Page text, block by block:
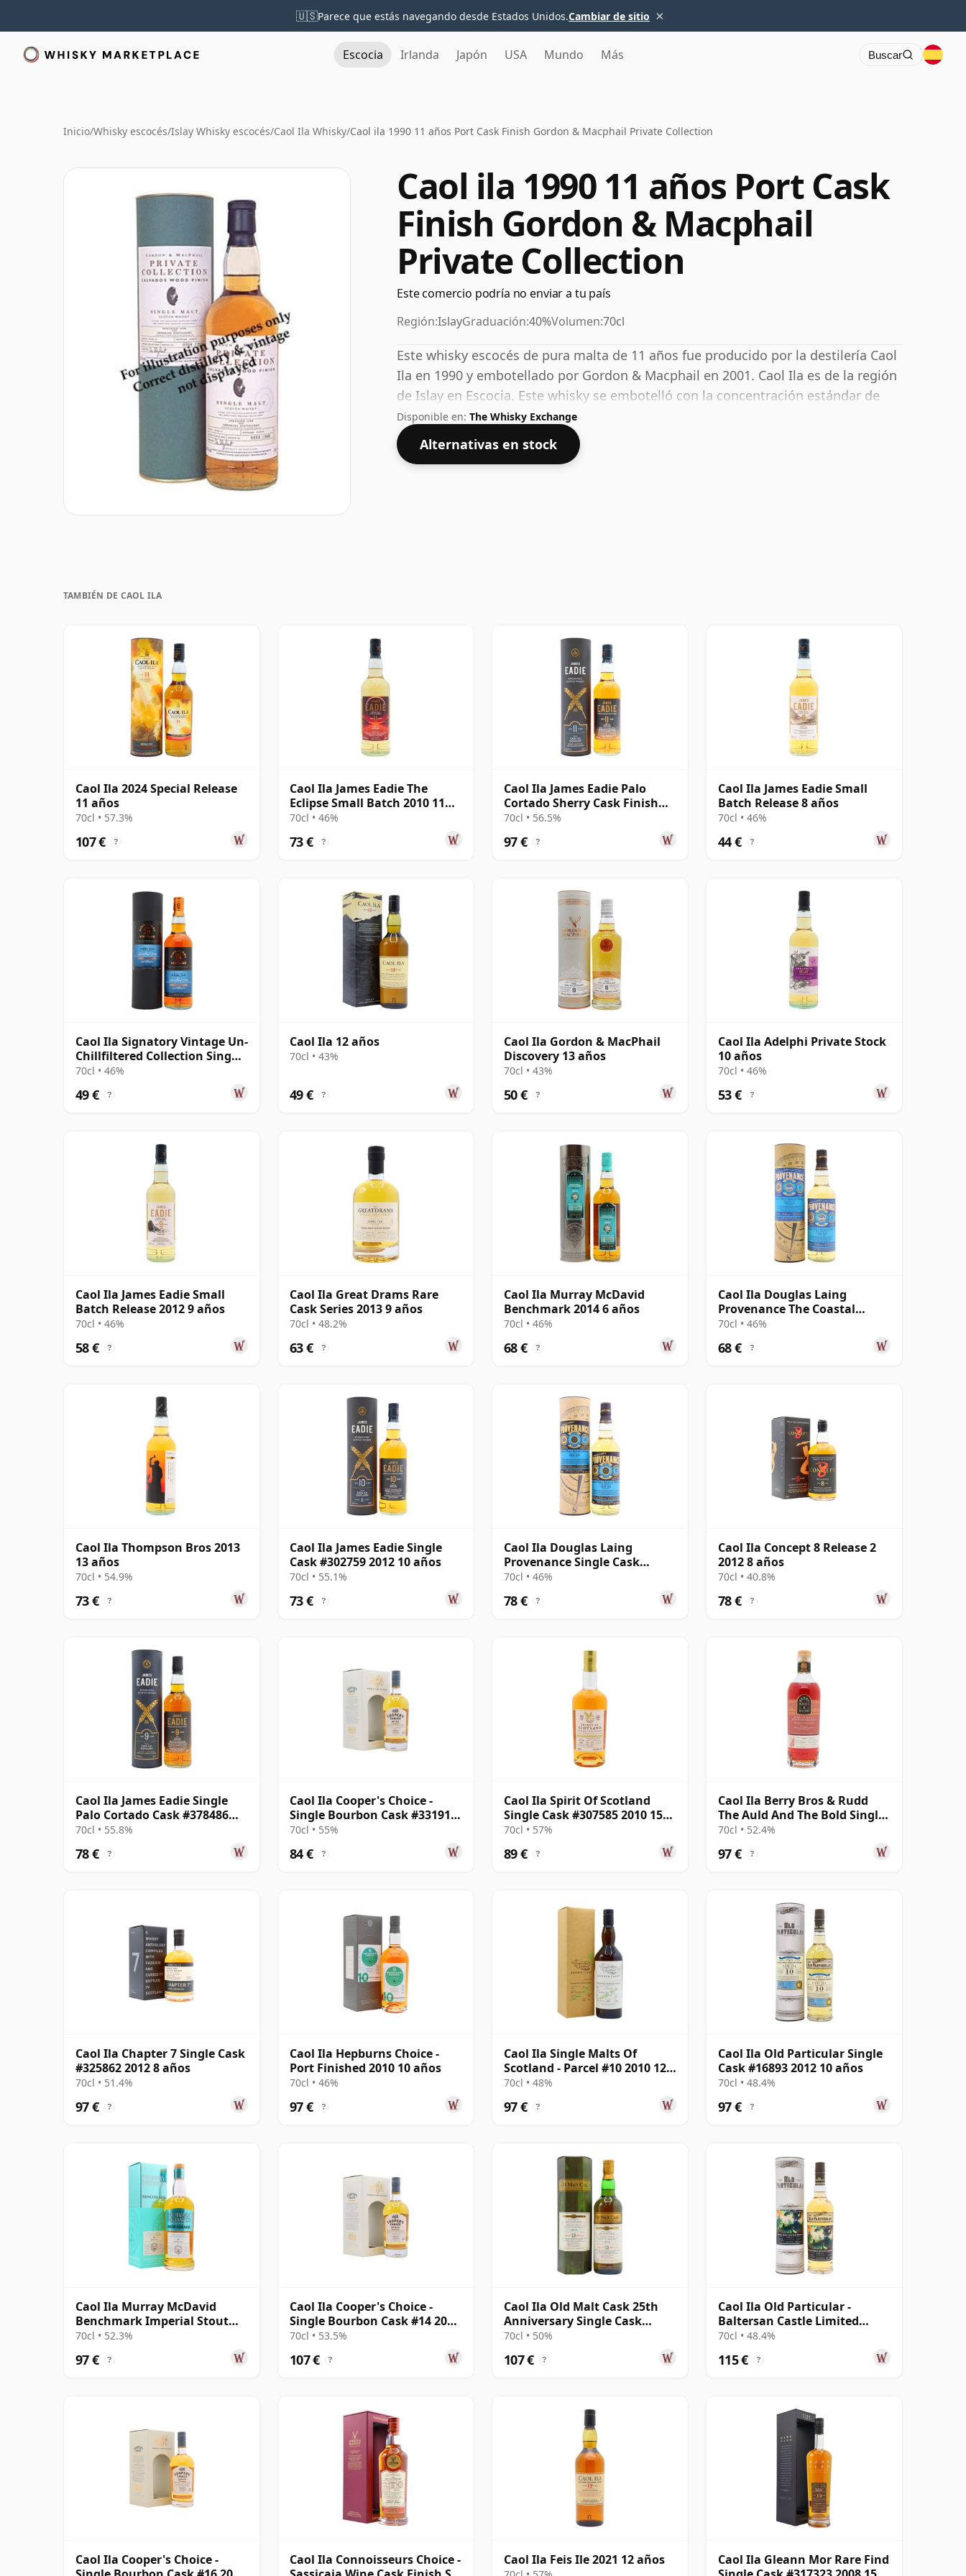
🇺🇸Parece que estás navegando desde Estados Unidos.Cambiar de sitio ×
Escocia Irlanda Japón USA Mundo Más Buscar
Inicio/Whisky escocés/Islay Whisky escocés/Caol Ila Whisky/Caol ila 1990 11 años Port Cask Finish Gordon & Macphail Private Collection
Caol ila 1990 11 años Port Cask
Finish Gordon & Macphail
Private Collection
Este comercio podría no enviar a tu país
Región:IslayGraduación:40%Volumen:70cl
Este whisky escocés de pura malta de 11 años fue producido por la destilería Caol
Ila en 1990 y embotellado por Gordon & Macphail en 2001. Caol Ila es de la región
de Islay en Escocia. Este whisky se embotelló con la concentración estándar de
40% ABV y viene en una botella de 70 cl.
Disponible en: The Whisky Exchange
Alternativas en stock
TAMBIÉN DE CAOL ILA
Caol Ila 2024 Special Release
11 años
70cl • 57.3%
107 € ?
Caol Ila James Eadie The
Eclipse Small Batch 2010 11
años
70cl • 46%
73 € ?
Caol Ila James Eadie Palo
Cortado Sherry Cask Finish
Single 2009 11 años
70cl • 56.5%
97 € ?
Caol Ila James Eadie Small
Batch Release 8 años
70cl • 46%
44 € ?
Caol Ila Signatory Vintage Un-
Chillfiltered Collection Sing
2016 10 años
70cl • 46%
49 € ?
Caol Ila 12 años
70cl • 43%
49 € ?
Caol Ila Gordon & MacPhail
Discovery 13 años
70cl • 43%
50 € ?
Caol Ila Adelphi Private Stock
10 años
70cl • 46%
53 € ?
Caol Ila James Eadie Small
Batch Release 2012 9 años
70cl • 46%
58 € ?
Caol Ila Great Drams Rare
Cask Series 2013 9 años
70cl • 48.2%
63 € ?
Caol Ila Murray McDavid
Benchmark 2014 6 años
70cl • 46%
68 € ?
Caol Ila Douglas Laing
Provenance The Coastal
Collection Si 2012 8 años
70cl • 46%
68 € ?
Caol Ila Thompson Bros 2013
13 años
70cl • 54.9%
73 € ?
Caol Ila James Eadie Single
Cask #302759 2012 10 años
70cl • 55.1%
73 € ?
Caol Ila Douglas Laing
Provenance Single Cask
#14552 2010 10 años
70cl • 46%
78 € ?
Caol Ila Concept 8 Release 2
2012 8 años
70cl • 40.8%
78 € ?
Caol Ila James Eadie Single
Palo Cortado Cask #378486
2015 9 años
70cl • 55.8%
78 € ?
Caol Ila Cooper's Choice -
Single Bourbon Cask #331912
2012 8 años
70cl • 55%
84 € ?
Caol Ila Spirit Of Scotland
Single Cask #307585 2010 15
años
70cl • 57%
89 € ?
Caol Ila Berry Bros & Rudd
The Auld And The Bold Single
Cas 2011 14 años
70cl • 52.4%
97 € ?
Caol Ila Chapter 7 Single Cask
#325862 2012 8 años
70cl • 51.4%
97 € ?
Caol Ila Hepburns Choice -
Port Finished 2010 10 años
70cl • 46%
97 € ?
Caol Ila Single Malts Of
Scotland - Parcel #10 2010 12
años
70cl • 48%
97 € ?
Caol Ila Old Particular Single
Cask #16893 2012 10 años
70cl • 48.4%
97 € ?
Caol Ila Murray McDavid
Benchmark Imperial Stout
Cask 2012 12 años
70cl • 52.3%
97 € ?
Caol Ila Cooper's Choice -
Single Bourbon Cask #14 2008
12 años
70cl • 53.5%
107 € ?
Caol Ila Old Malt Cask 25th
Anniversary Single Cask
#56877 2010 13 años
70cl • 50%
107 € ?
Caol Ila Old Particular -
Baltersan Castle Limited
Edition 12 años
70cl • 48.4%
115 € ?
Caol Ila Cooper's Choice -
Caol Ila Connoisseurs Choice -
Caol Ila Feis Ile 2021 12 años
Caol Ila Gleann Mor Rare Find